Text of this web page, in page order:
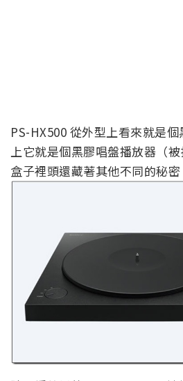
PS-HX500 從外型上看來就是
上它就是個黑膠唱盤播放器（
盒子裡頭還藏著其他不同的秘密